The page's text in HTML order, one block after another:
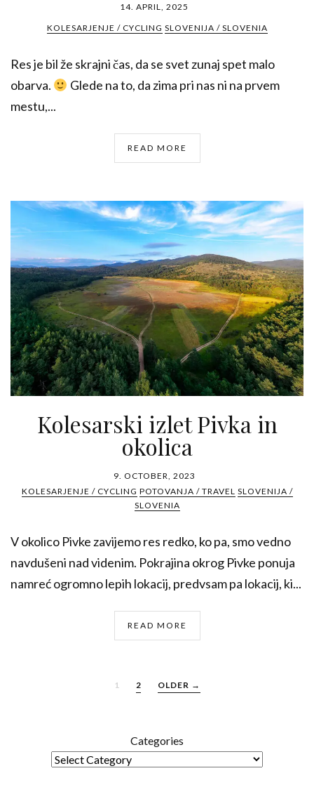
14. APRIL, 2025
KOLESARJENJE / CYCLING SLOVENIJA / SLOVENIA
Res je bil že skrajni čas, da se svet zunaj spet malo
obarva.
Glede na to, da zima pri nas ni na prvem
mestu,...
READ MORE
Kolesarski izlet Pivka in
okolica
9. OCTOBER, 2023
KOLESARJENJE / CYCLING POTOVANJA / TRAVEL SLOVENIJA /
SLOVENIA
V okolico Pivke zavijemo res redko, ko pa, smo vedno
navdušeni nad videnim. Pokrajina okrog Pivke ponuja
namreć ogromno lepih lokacij, predvsam pa lokacij, ki...
READ MORE
1 2 OLDER →
Categories